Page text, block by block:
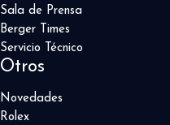
Sala de Prensa
Berger Times
Servicio Técnico
Otros
Novedades
Rolex